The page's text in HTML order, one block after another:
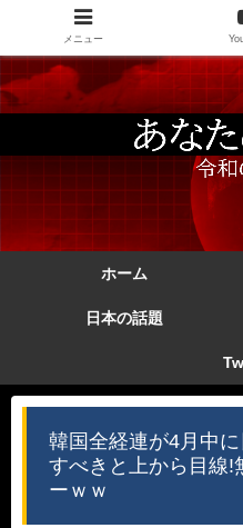
ホーム
日本の話題
韓国全経連が4月中
すべきと上から目線!
ーｗｗ
メニュー